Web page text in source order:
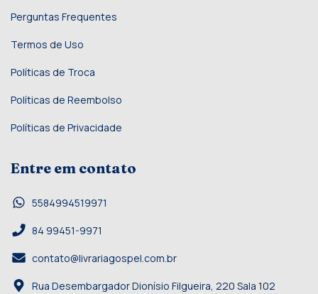
Perguntas Frequentes
Termos de Uso
Políticas de Troca
Políticas de Reembolso
Políticas de Privacidade
Entre em contato
5584994519971
84 99451-9971
contato@livrariagospel.com.br
Rua Desembargador Dionísio Filgueira, 220 Sala 102